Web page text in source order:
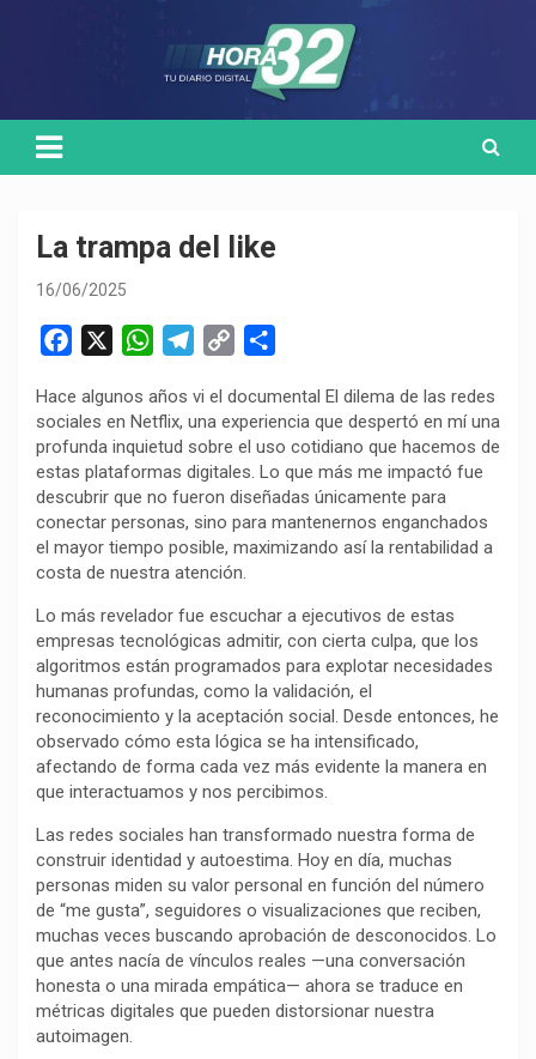
La trampa del like
16/06/2025
c
e
b
o
o
k
W
a
t
s
A
p
p
l
e
g
r
a
m
p
y
L
i
n
k
m
p
a
r
t
i
Hace algunos años vi el documental El dilema de las redes
sociales en Netflix, una experiencia que despertó en mí una
profunda inquietud sobre el uso cotidiano que hacemos de
estas plataformas digitales. Lo que más me impactó fue
descubrir que no fueron diseñadas únicamente para
conectar personas, sino para mantenernos enganchados
el mayor tiempo posible, maximizando así la rentabilidad a
costa de nuestra atención.
Lo más revelador fue escuchar a ejecutivos de estas
empresas tecnológicas admitir, con cierta culpa, que los
algoritmos están programados para explotar necesidades
humanas profundas, como la validación, el
reconocimiento y la aceptación social. Desde entonces, he
observado cómo esta lógica se ha intensificado,
afectando de forma cada vez más evidente la manera en
que interactuamos y nos percibimos.
Las redes sociales han transformado nuestra forma de
construir identidad y autoestima. Hoy en día, muchas
personas miden su valor personal en función del número
de “me gusta”, seguidores o visualizaciones que reciben,
muchas veces buscando aprobación de desconocidos. Lo
que antes nacía de vínculos reales —una conversación
honesta o una mirada empática— ahora se traduce en
métricas digitales que pueden distorsionar nuestra
autoimagen.